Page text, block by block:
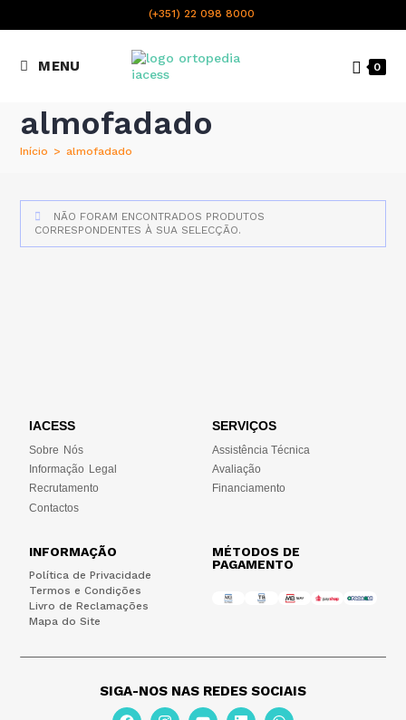
(+351) 22 098 8000
MENU 0
almofadado
Início > almofadado
NÃO FORAM ENCONTRADOS PRODUTOS
CORRESPONDENTES À SUA SELECÇÃO.
IACESS
Sobre Nós
Informação Legal
Recrutamento
Contactos
SERVIÇOS
Assistência Técnica
Avaliação
Financiamento
INFORMAÇÃO
Política de Privacidade
Termos e Condições
Livro de Reclamações
Mapa do Site
MÉTODOS DE
PAGAMENTO
SIGA-NOS NAS REDES SOCIAIS